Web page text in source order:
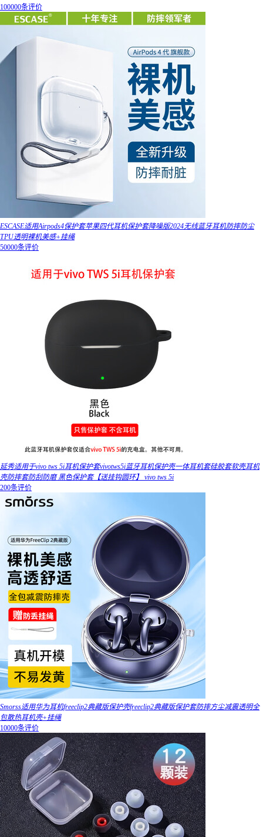
100000条评价
ESCASE适用Airpods4保护套苹果四代耳机保护套降噪版2024无线蓝牙耳机防摔防尘
TPU透明裸机美感+挂绳
50000条评价
延秀适用于vivo tws 5i耳机保护套vivotws5i蓝牙耳机保护壳一体耳机套硅胶套软壳耳机
壳防摔套防刮防磨 黑色保护套【送挂钩圆环】 vivo tws 5i
200条评价
Smorss适用华为耳机freeclip2典藏版保护壳freeclip2典藏版保护套防摔方尘减震透明全
包散热耳机壳+挂绳
10000条评价